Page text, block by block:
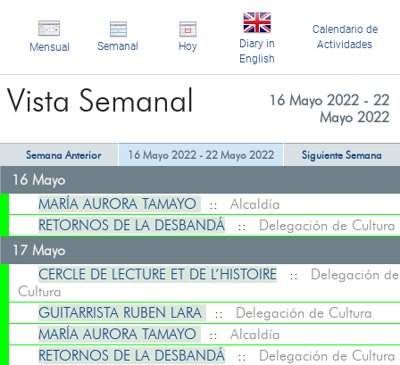
Mensual Semanal Hoy
Diary in
English
Calendario de
Actividades
Vista Semanal
16 Mayo 2022 - 22
Mayo 2022
Semana Anterior 16 Mayo 2022 - 22 Mayo 2022 Siguiente Semana
16 Mayo
MARÍA AURORA TAMAYO
:: Alcaldía
RETORNOS DE LA DESBANDÁ :: Delegación de Cultura
17 Mayo
CERCLE DE LECTURE ET DE L’HISTOIRE :: Delegación de
Cultura
GUITARRISTA RUBEN LARA
:: Delegación de Cultura
MARÍA AURORA TAMAYO
:: Alcaldía
RETORNOS DE LA DESBANDÁ :: Delegación de Cultura